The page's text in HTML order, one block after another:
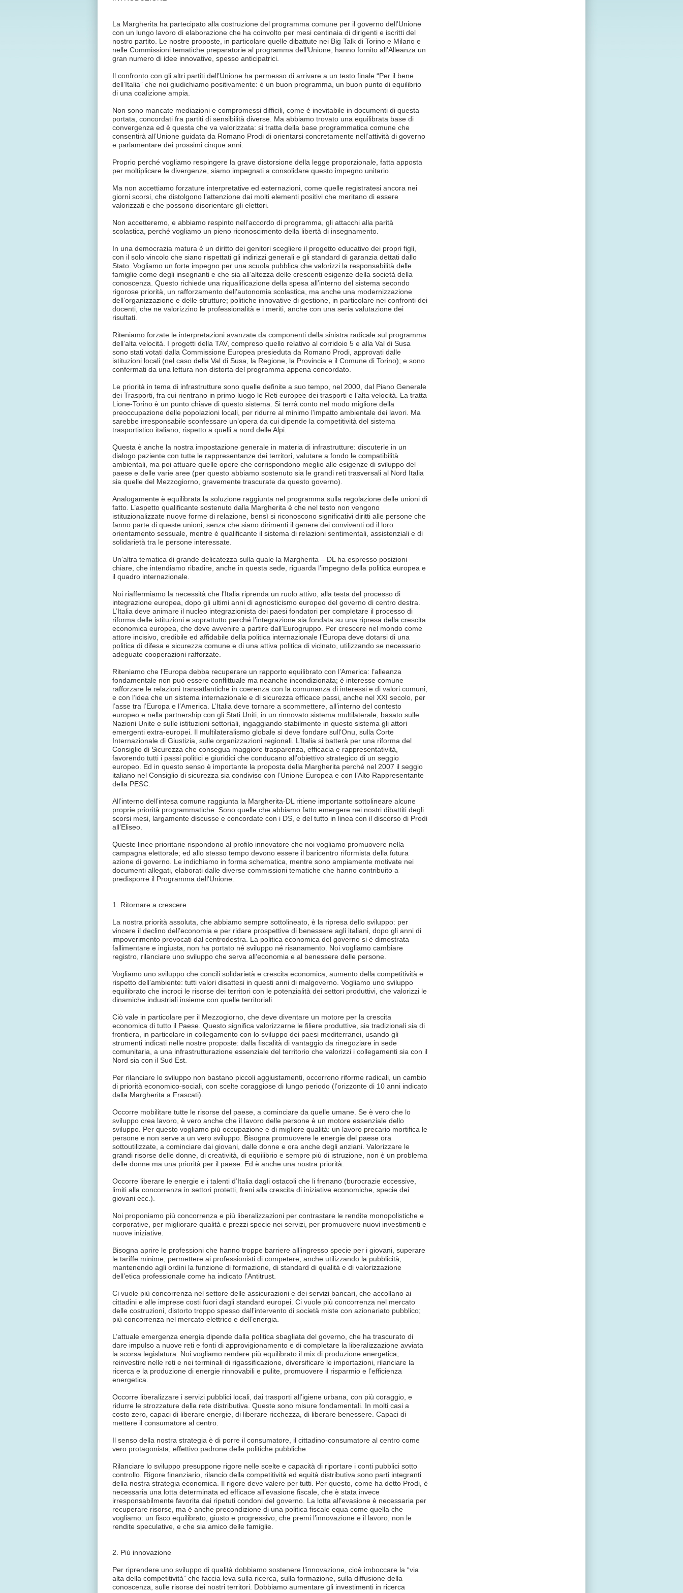
La Margherita ha partecipato alla costruzione del programma comune per il governo dell’Unione
con un lungo lavoro di elaborazione che ha coinvolto per mesi centinaia di dirigenti e iscritti del
nostro partito. Le nostre proposte, in particolare quelle dibattute nei Big Talk di Torino e Milano e
nelle Commissioni tematiche preparatorie al programma dell’Unione, hanno fornito all’Alleanza un
gran numero di idee innovative, spesso anticipatrici.
Il confronto con gli altri partiti dell’Unione ha permesso di arrivare a un testo finale “Per il bene
dell’Italia” che noi giudichiamo positivamente: è un buon programma, un buon punto di equilibrio
di una coalizione ampia.
Non sono mancate mediazioni e compromessi difficili, come è inevitabile in documenti di questa
portata, concordati fra partiti di sensibilità diverse. Ma abbiamo trovato una equilibrata base di
convergenza ed è questa che va valorizzata: si tratta della base programmatica comune che
consentirà all’Unione guidata da Romano Prodi di orientarsi concretamente nell’attività di governo
e parlamentare dei prossimi cinque anni.
Proprio perché vogliamo respingere la grave distorsione della legge proporzionale, fatta apposta
per moltiplicare le divergenze, siamo impegnati a consolidare questo impegno unitario.
Ma non accettiamo forzature interpretative ed esternazioni, come quelle registratesi ancora nei
giorni scorsi, che distolgono l’attenzione dai molti elementi positivi che meritano di essere
valorizzati e che possono disorientare gli elettori.
Non accetteremo, e abbiamo respinto nell’accordo di programma, gli attacchi alla parità
scolastica, perché vogliamo un pieno riconoscimento della libertà di insegnamento.
In una democrazia matura è un diritto dei genitori scegliere il progetto educativo dei propri figli,
con il solo vincolo che siano rispettati gli indirizzi generali e gli standard di garanzia dettati dallo
Stato. Vogliamo un forte impegno per una scuola pubblica che valorizzi la responsabilità delle
famiglie come degli insegnanti e che sia all’altezza delle crescenti esigenze della società della
conoscenza. Questo richiede una riqualificazione della spesa all’interno del sistema secondo
rigorose priorità, un rafforzamento dell’autonomia scolastica, ma anche una modernizzazione
dell’organizzazione e delle strutture; politiche innovative di gestione, in particolare nei confronti dei
docenti, che ne valorizzino le professionalità e i meriti, anche con una seria valutazione dei
risultati.
Riteniamo forzate le interpretazioni avanzate da componenti della sinistra radicale sul programma
dell’alta velocità. I progetti della TAV, compreso quello relativo al corridoio 5 e alla Val di Susa
sono stati votati dalla Commissione Europea presieduta da Romano Prodi, approvati dalle
istituzioni locali (nel caso della Val di Susa, la Regione, la Provincia e il Comune di Torino); e sono
confermati da una lettura non distorta del programma appena concordato.
Le priorità in tema di infrastrutture sono quelle definite a suo tempo, nel 2000, dal Piano Generale
dei Trasporti, fra cui rientrano in primo luogo le Reti europee dei trasporti e l’alta velocità. La tratta
Lione-Torino è un punto chiave di questo sistema. Si terrà conto nel modo migliore della
preoccupazione delle popolazioni locali, per ridurre al minimo l’impatto ambientale dei lavori. Ma
sarebbe irresponsabile sconfessare un’opera da cui dipende la competitività del sistema
trasportistico italiano, rispetto a quelli a nord delle Alpi.
Questa è anche la nostra impostazione generale in materia di infrastrutture: discuterle in un
dialogo paziente con tutte le rappresentanze dei territori, valutare a fondo le compatibilità
ambientali, ma poi attuare quelle opere che corrispondono meglio alle esigenze di sviluppo del
paese e delle varie aree (per questo abbiamo sostenuto sia le grandi reti trasversali al Nord Italia
sia quelle del Mezzogiorno, gravemente trascurate da questo governo).
Analogamente è equilibrata la soluzione raggiunta nel programma sulla regolazione delle unioni di
fatto. L’aspetto qualificante sostenuto dalla Margherita è che nel testo non vengono
istituzionalizzate nuove forme di relazione, bensì si riconoscono significativi diritti alle persone che
fanno parte di queste unioni, senza che siano dirimenti il genere dei conviventi od il loro
orientamento sessuale, mentre è qualificante il sistema di relazioni sentimentali, assistenziali e di
solidarietà tra le persone interessate.
Un’altra tematica di grande delicatezza sulla quale la Margherita – DL ha espresso posizioni
chiare, che intendiamo ribadire, anche in questa sede, riguarda l’impegno della politica europea e
il quadro internazionale.
Noi riaffermiamo la necessità che l’Italia riprenda un ruolo attivo, alla testa del processo di
integrazione europea, dopo gli ultimi anni di agnosticismo europeo del governo di centro destra.
L’Italia deve animare il nucleo integrazionista dei paesi fondatori per completare il processo di
riforma delle istituzioni e soprattutto perché l’integrazione sia fondata su una ripresa della crescita
economica europea, che deve avvenire a partire dall’Eurogruppo. Per crescere nel mondo come
attore incisivo, credibile ed affidabile della politica internazionale l’Europa deve dotarsi di una
politica di difesa e sicurezza comune e di una attiva politica di vicinato, utilizzando se necessario
adeguate cooperazioni rafforzate.
Riteniamo che l’Europa debba recuperare un rapporto equilibrato con l’America: l’alleanza
fondamentale non può essere conflittuale ma neanche incondizionata; è interesse comune
rafforzare le relazioni transatlantiche in coerenza con la comunanza di interessi e di valori comuni,
e con l’idea che un sistema internazionale e di sicurezza efficace passi, anche nel XXI secolo, per
l’asse tra l’Europa e l’America. L’Italia deve tornare a scommettere, all’interno del contesto
europeo e nella partnership con gli Stati Uniti, in un rinnovato sistema multilaterale, basato sulle
Nazioni Unite e sulle istituzioni settoriali, ingaggiando stabilmente in questo sistema gli attori
emergenti extra-europei. Il multilateralismo globale si deve fondare sull’Onu, sulla Corte
Internazionale di Giustizia, sulle organizzazioni regionali. L’Italia si batterà per una riforma del
Consiglio di Sicurezza che consegua maggiore trasparenza, efficacia e rappresentatività,
favorendo tutti i passi politici e giuridici che conducano all’obiettivo strategico di un seggio
europeo. Ed in questo senso è importante la proposta della Margherita perché nel 2007 il seggio
italiano nel Consiglio di sicurezza sia condiviso con l’Unione Europea e con l’Alto Rappresentante
della PESC.
All’interno dell’intesa comune raggiunta la Margherita-DL ritiene importante sottolineare alcune
proprie priorità programmatiche. Sono quelle che abbiamo fatto emergere nei nostri dibattiti degli
scorsi mesi, largamente discusse e concordate con i DS, e del tutto in linea con il discorso di Prodi
all’Eliseo.
Queste linee prioritarie rispondono al profilo innovatore che noi vogliamo promuovere nella
campagna elettorale; ed allo stesso tempo devono essere il baricentro riformista della futura
azione di governo. Le indichiamo in forma schematica, mentre sono ampiamente motivate nei
documenti allegati, elaborati dalle diverse commissioni tematiche che hanno contribuito a
predisporre il Programma dell’Unione.
1. Ritornare a crescere
La nostra priorità assoluta, che abbiamo sempre sottolineato, è la ripresa dello sviluppo: per
vincere il declino dell’economia e per ridare prospettive di benessere agli italiani, dopo gli anni di
impoverimento provocati dal centrodestra. La politica economica del governo si è dimostrata
fallimentare e ingiusta, non ha portato né sviluppo né risanamento. Noi vogliamo cambiare
registro, rilanciare uno sviluppo che serva all’economia e al benessere delle persone.
Vogliamo uno sviluppo che concili solidarietà e crescita economica, aumento della competitività e
rispetto dell’ambiente: tutti valori disattesi in questi anni di malgoverno. Vogliamo uno sviluppo
equilibrato che incroci le risorse dei territori con le potenzialità dei settori produttivi, che valorizzi le
dinamiche industriali insieme con quelle territoriali.
Ciò vale in particolare per il Mezzogiorno, che deve diventare un motore per la crescita
economica di tutto il Paese. Questo significa valorizzarne le filiere produttive, sia tradizionali sia di
frontiera, in particolare in collegamento con lo sviluppo dei paesi mediterranei, usando gli
strumenti indicati nelle nostre proposte: dalla fiscalità di vantaggio da rinegoziare in sede
comunitaria, a una infrastrutturazione essenziale del territorio che valorizzi i collegamenti sia con il
Nord sia con il Sud Est.
Per rilanciare lo sviluppo non bastano piccoli aggiustamenti, occorrono riforme radicali, un cambio
di priorità economico-sociali, con scelte coraggiose di lungo periodo (l’orizzonte di 10 anni indicato
dalla Margherita a Frascati).
Occorre mobilitare tutte le risorse del paese, a cominciare da quelle umane. Se è vero che lo
sviluppo crea lavoro, è vero anche che il lavoro delle persone è un motore essenziale dello
sviluppo. Per questo vogliamo più occupazione e di migliore qualità: un lavoro precario mortifica le
persone e non serve a un vero sviluppo. Bisogna promuovere le energie del paese ora
sottoutilizzate, a cominciare dai giovani, dalle donne e ora anche degli anziani. Valorizzare le
grandi risorse delle donne, di creatività, di equilibrio e sempre più di istruzione, non è un problema
delle donne ma una priorità per il paese. Ed è anche una nostra priorità.
Occorre liberare le energie e i talenti d’Italia dagli ostacoli che li frenano (burocrazie eccessive,
limiti alla concorrenza in settori protetti, freni alla crescita di iniziative economiche, specie dei
giovani ecc.).
Noi proponiamo più concorrenza e più liberalizzazioni per contrastare le rendite monopolistiche e
corporative, per migliorare qualità e prezzi specie nei servizi, per promuovere nuovi investimenti e
nuove iniziative.
Bisogna aprire le professioni che hanno troppe barriere all’ingresso specie per i giovani, superare
le tariffe minime, permettere ai professionisti di competere, anche utilizzando la pubblicità,
mantenendo agli ordini la funzione di formazione, di standard di qualità e di valorizzazione
dell’etica professionale come ha indicato l’Antitrust.
Ci vuole più concorrenza nel settore delle assicurazioni e dei servizi bancari, che accollano ai
cittadini e alle imprese costi fuori dagli standard europei. Ci vuole più concorrenza nel mercato
delle costruzioni, distorto troppo spesso dall’intervento di società miste con azionariato pubblico;
più concorrenza nel mercato elettrico e dell’energia.
L’attuale emergenza energia dipende dalla politica sbagliata del governo, che ha trascurato di
dare impulso a nuove reti e fonti di approvigionamento e di completare la liberalizzazione avviata
la scorsa legislatura. Noi vogliamo rendere più equilibrato il mix di produzione energetica,
reinvestire nelle reti e nei terminali di rigassificazione, diversificare le importazioni, rilanciare la
ricerca e la produzione di energie rinnovabili e pulite, promuovere il risparmio e l’efficienza
energetica.
Occorre liberalizzare i servizi pubblici locali, dai trasporti all’igiene urbana, con più coraggio, e
ridurre le strozzature della rete distributiva. Queste sono misure fondamentali. In molti casi a
costo zero, capaci di liberare energie, di liberare ricchezza, di liberare benessere. Capaci di
mettere il consumatore al centro.
Il senso della nostra strategia è di porre il consumatore, il cittadino-consumatore al centro come
vero protagonista, effettivo padrone delle politiche pubbliche.
Rilanciare lo sviluppo presuppone rigore nelle scelte e capacità di riportare i conti pubblici sotto
controllo. Rigore finanziario, rilancio della competitività ed equità distributiva sono parti integranti
della nostra strategia economica. Il rigore deve valere per tutti. Per questo, come ha detto Prodi, è
necessaria una lotta determinata ed efficace all’evasione fiscale, che è stata invece
irresponsabilmente favorita dai ripetuti condoni del governo. La lotta all’evasione è necessaria per
recuperare risorse, ma è anche precondizione di una politica fiscale equa come quella che
vogliamo: un fisco equilibrato, giusto e progressivo, che premi l’innovazione e il lavoro, non le
rendite speculative, e che sia amico delle famiglie.
2. Più innovazione
Per riprendere uno sviluppo di qualità dobbiamo sostenere l’innovazione, cioè imboccare la “via
alta della competitività” che faccia leva sulla ricerca, sulla formazione, sulla diffusione della
conoscenza, sulle risorse dei nostri territori. Dobbiamo aumentare gli investimenti in ricerca